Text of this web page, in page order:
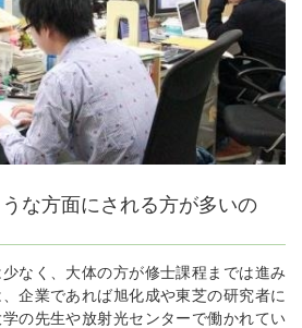
な方面にされる方が多いの
なく、大体の方が修士課程までは進み
企業であれば旭化成や東芝の研究者に
の先生や放射光センターで働かれてい